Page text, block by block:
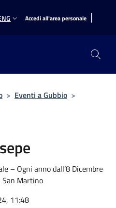
Accedi all'area personale |
> Eventi a Gubbio >
– Ogni anno dall’8 Dicembre
Martino
11:48